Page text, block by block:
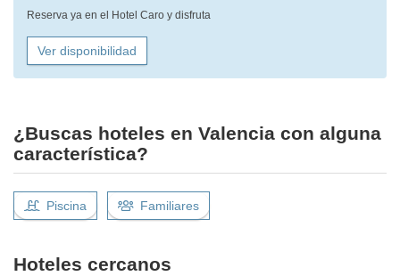
Reserva ya en el Hotel Caro y disfruta
Ver disponibilidad
¿Buscas hoteles en Valencia con alguna
característica?
Piscina Familiares
Hoteles cercanos